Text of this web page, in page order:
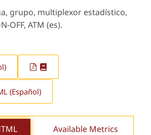
grupo, multiplexor estadístico,
OFF, ATM (es).
(Español)
Available Metrics